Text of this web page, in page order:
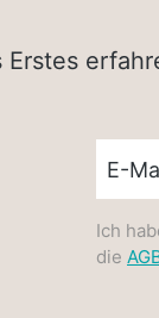
Erstes
Ich
die